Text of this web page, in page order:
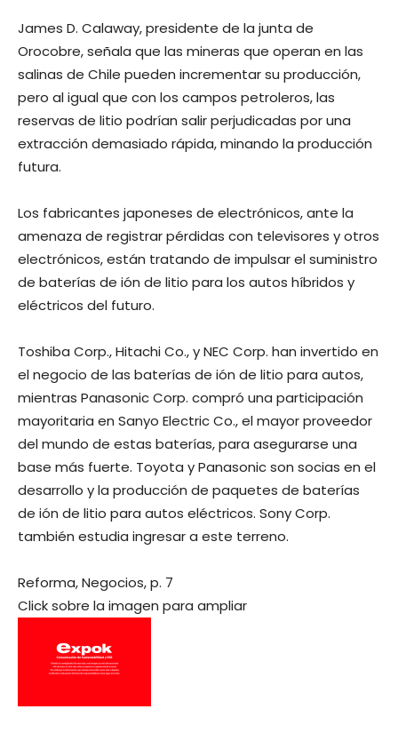
James D. Calaway, presidente de la junta de
Orocobre, señala que las mineras que operan en las
salinas de Chile pueden incrementar su producción,
pero al igual que con los campos petroleros, las
reservas de litio podrían salir perjudicadas por una
extracción demasiado rápida, minando la producción
futura.
Los fabricantes japoneses de electrónicos, ante la
amenaza de registrar pérdidas con televisores y otros
electrónicos, están tratando de impulsar el suministro
de baterías de ión de litio para los autos híbridos y
eléctricos del futuro.
Toshiba Corp., Hitachi Co., y NEC Corp. han invertido en
el negocio de las baterías de ión de litio para autos,
mientras Panasonic Corp. compró una participación
mayoritaria en Sanyo Electric Co., el mayor proveedor
del mundo de estas baterías, para asegurarse una
base más fuerte. Toyota y Panasonic son socias en el
desarrollo y la producción de paquetes de baterías
de ión de litio para autos eléctricos. Sony Corp.
también estudia ingresar a este terreno.
Reforma, Negocios, p. 7
Click sobre la imagen para ampliar